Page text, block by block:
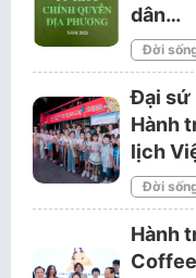
dân…
Đời
Đại sứ
Hành
lịch
Đời
Hành